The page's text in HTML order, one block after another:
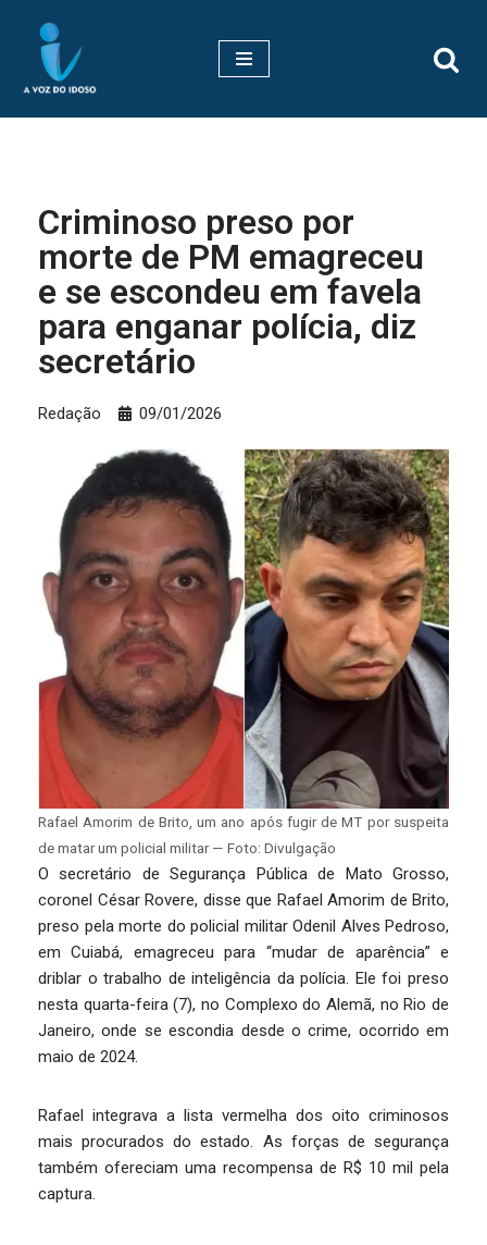
Pular
para
Criminoso preso por
morte de PM emagreceu
e se escondeu em favela
para enganar polícia, diz
secretário
Redação 09/01/2026
Rafael Amorim de Brito, um ano após fugir de MT por suspeita
de matar um policial militar — Foto: Divulgação
O secretário de Segurança Pública de Mato Grosso,
coronel César Rovere, disse que Rafael Amorim de Brito,
preso pela morte do policial militar Odenil Alves Pedroso,
em Cuiabá, emagreceu para “mudar de aparência” e
driblar o trabalho de inteligência da polícia. Ele foi preso
nesta quarta-feira (7), no Complexo do Alemã, no Rio de
Janeiro, onde se escondia desde o crime, ocorrido em
maio de 2024.
Rafael integrava a lista vermelha dos oito criminosos
mais procurados do estado. As forças de segurança
também ofereciam uma recompensa de R$ 10 mil pela
captura.